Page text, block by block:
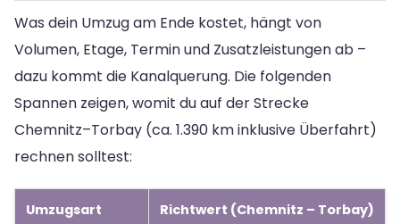
Was dein Umzug am Ende kostet, hängt von
Volumen, Etage, Termin und Zusatzleistungen ab –
dazu kommt die Kanalquerung. Die folgenden
Spannen zeigen, womit du auf der Strecke
Chemnitz–Torbay (ca. 1.390 km inklusive Überfahrt)
rechnen solltest:
Umzugsart Richtwert (Chemnitz – Torbay)